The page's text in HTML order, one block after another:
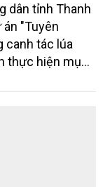
dân tỉnh Thanh
"Tuyên
canh tác lúa
thực hiện mục
đại biểu đến